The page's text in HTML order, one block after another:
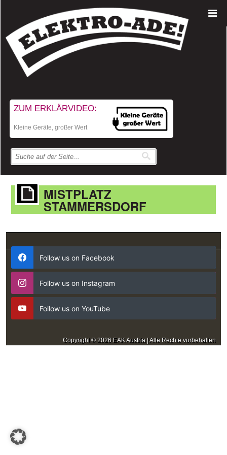
ZUM ERKLÄRVIDEO:
Kleine Geräte, großer Wert
MISTPLATZ
STAMMERSDORF
Follow us on Facebook
Follow us on Instagram
Follow us on YouTube
Copyright © 2026 EAK Austria | Alle Rechte vorbehalten